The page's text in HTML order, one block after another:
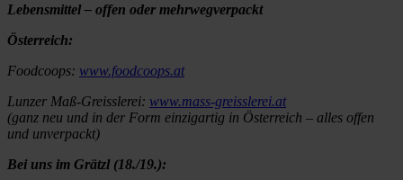
Lebensmittel – offen oder mehrwegverpackt
Österreich:
Foodcoops: www.foodcoops.at
Lunzer Maß-Greisslerei: www.mass-greisslerei.at
(ganz neu und in der Form einzigartig in Österreich – alles offen
und unverpackt)
Bei uns im Grätzl (18./19.):